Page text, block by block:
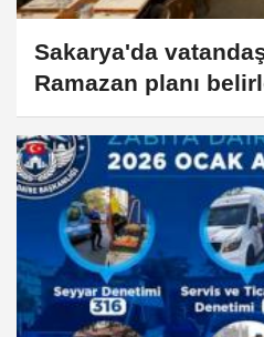
Sakarya'da
Ramazan planı